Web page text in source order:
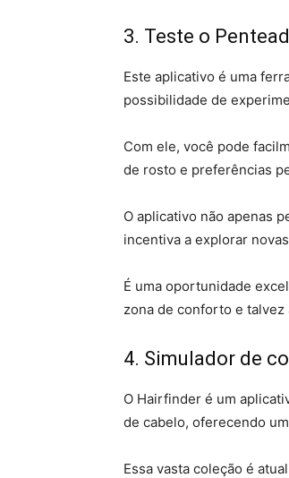
3. Teste o
Este aplicativo é uma
possibilidade de
Com ele, você pode
de rosto e preferências
O aplicativo não apenas
incentiva a explorar
É uma oportunidade
zona de conforto e
4. Simulador de
O Hairfinder é um
de cabelo, oferecendo
Essa vasta coleção é